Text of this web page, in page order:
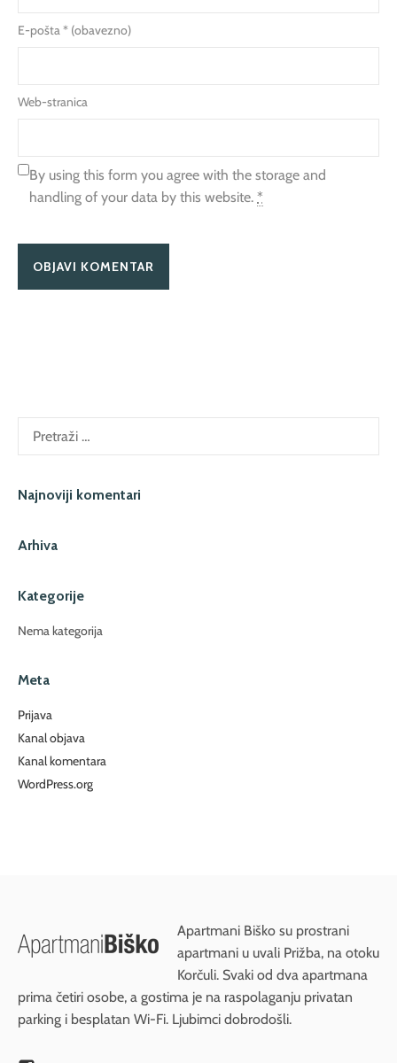
E-pošta* (obavezno)
Web-stranica
By using this form you agree with the storage and
handling of your data by this website. *
Najnoviji komentari
Arhiva
Kategorije
Nema kategorija
Meta
Prijava
Kanal objava
Kanal komentara
WordPress.org
Apartmani Biško su prostrani
apartmani u uvali Prižba, na otoku
Korčuli. Svaki od dva apartmana
prima četiri osobe, a gostima je na raspolaganju privatan
parking i besplatan Wi-Fi. Ljubimci dobrodošli.